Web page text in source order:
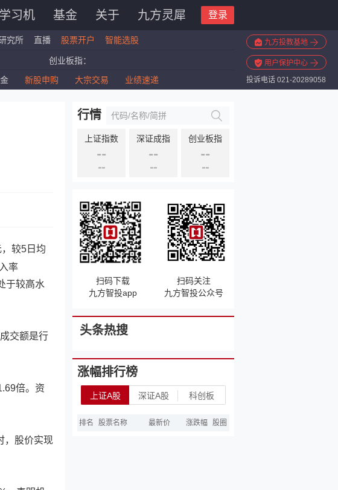
学习机 基金 关于 九方灵犀 登录
究所 直播 股票开户 智能选股 九方投教基地
用户保护中心
投诉电话 021-20289058
道琼斯ETF：
创业板指：
新股申购 大宗交易 业绩速递
较5日均
率
于较高水
交额是行
倍。资
，股价实现
行情
上证指数
--
--
深证成指
--
--
创业板指
--
--
扫码下载
九方智投app
扫码关注
九方智投公众号
头条热搜
涨幅排行榜
上证A股 深证A股 科创板
排名 股票名称 最新价 涨跌幅 股圈